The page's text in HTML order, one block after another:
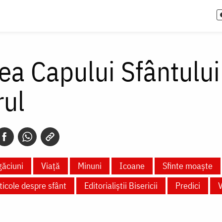
Capului
Viață Minuni Icoane
Sfinte moaște
despre sfânt Editorialiștii Bisericii Predici